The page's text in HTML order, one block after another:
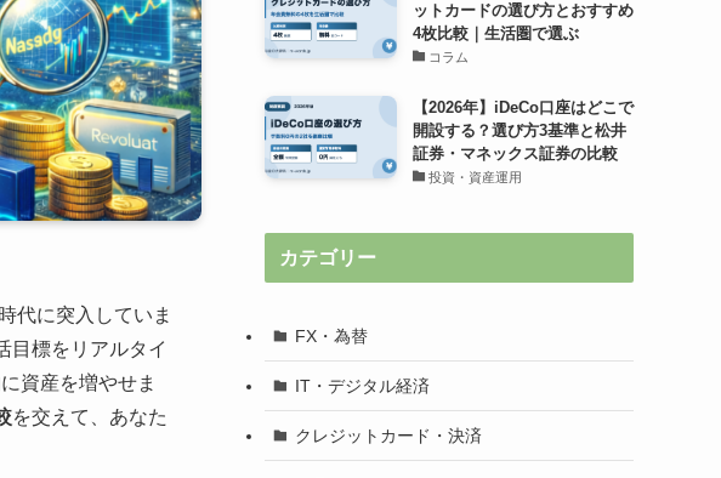
代に突入していま
目標をリアルタイ
資産を増やせま
を交えて、あなた
ットカードの選び方とおすすめ
4枚比較｜生活圏で選ぶ
コラム
【2026年】iDeCo口座はどこで
開設する？選び方3基準と松井
証券・マネックス証券の比較
投資・資産運用
カテゴリー
FX・為替
IT・デジタル経済
クレジットカード・決済